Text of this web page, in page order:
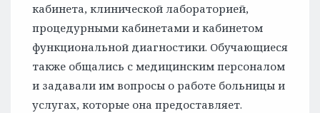
кабинета, клинической лабораторией,
процедурными кабинетами и кабинетом
функциональной диагностики. Обучающиеся
также общались с медицинским персоналом
и задавали им вопросы о работе больницы и
услугах, которые она предоставляет.